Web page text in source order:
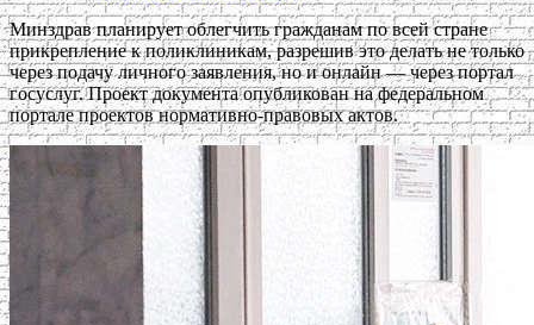
Минздрав планирует облегчить гражданам по всей стране
прикрепление к поликлиникам, разрешив это делать не только
через подачу личного заявления, но и онлайн — через портал
госуслуг. Проект документа опубликован на федеральном
портале проектов нормативно-правовых актов.